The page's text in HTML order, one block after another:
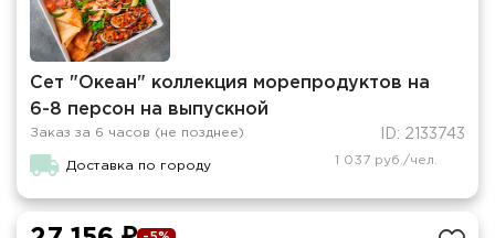
Сет "Океан" коллекция морепродуктов на
6-8 персон на выпускной
Заказ за 6 часов (не позднее) ID: 2133743
Доставка по городу 1 037 руб./чел.